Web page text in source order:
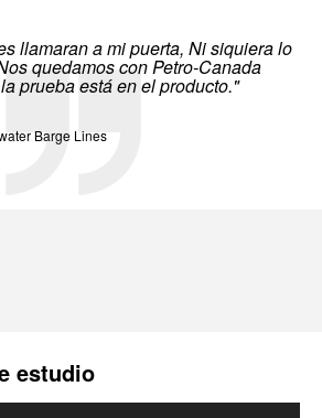
llamaran a mi puerta, Ni siquiera lo
quedamos con Petro-Canada
prueba está en el producto."
Barge Lines
estudio